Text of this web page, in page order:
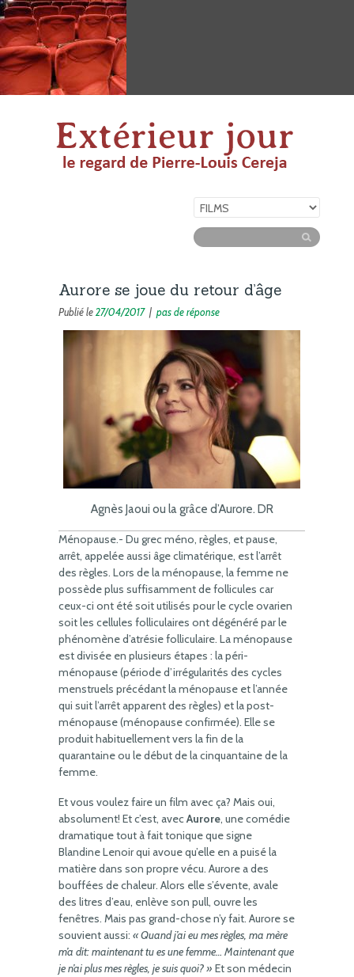
Aurore se joue du retour d’âge
Publié le27/04/2017| pas de réponse
Agnès Jaoui ou la grâce d’Aurore. DR
Ménopause.- Du grec méno, règles, et pause,
arrêt, appelée aussi âge climatérique, est l’arrêt
des règles. Lors de la ménopause, la femme ne
possède plus suffisamment de follicules car
ceux-ci ont été soit utilisés pour le cycle ovarien
soit les cellules folliculaires ont dégénéré par le
phénomène d’atrésie folliculaire. La ménopause
est divisée en plusieurs étapes : la péri-
ménopause (période d’irrégularités des cycles
menstruels précédant la ménopause et l’année
qui suit l’arrêt apparent des règles) et la post-
ménopause (ménopause confirmée). Elle se
produit habituellement vers la fin de la
quarantaine ou le début de la cinquantaine de la
femme.
Et vous voulez faire un film avec ça? Mais oui,
absolument! Et c’est, avecAurore, une comédie
dramatique tout à fait tonique que signe
Blandine Lenoir qui avoue qu’elle en a puisé la
matière dans son propre vécu. Aurore a des
bouffées de chaleur. Alors elle s’évente, avale
des litres d’eau, enlève son pull, ouvre les
fenêtres. Mais pas grand-chose n’y fait. Aurore se
souvient aussi: « Quand j’ai eu mes règles, ma mère
m’a dit: maintenant tu es une femme… Maintenant que
je n’ai plus mes règles, je suis quoi? » Et son médecin